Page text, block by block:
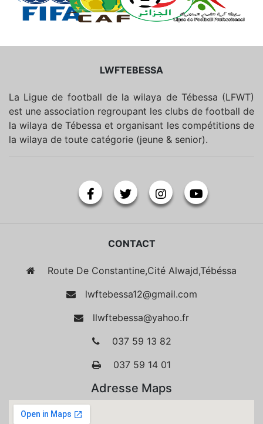
LWFTEBESSA
La Ligue de football de la wilaya de Tébessa (LFWT)
est une association regroupant les clubs de football de
la wilaya de Tébessa et organisant les compétitions de
la wilaya de toute catégorie (jeune & senior).
CONTACT
Route De Constantine,Cité Alwajd,Tébéssa
lwftebessa12@gmail.com
llwftebessa@yahoo.fr
037 59 13 82
037 59 14 01
Adresse Maps